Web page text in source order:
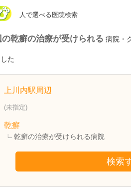
人で選べる医院検索
乾癬の治療が受けられる 病院・
た
上川内駅周辺
(未指定)
乾癬
乾癬の治療が受けられる病院
検索